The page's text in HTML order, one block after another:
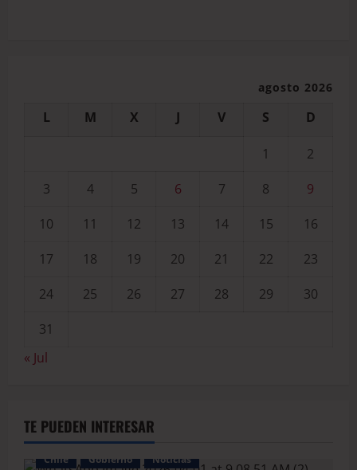
agosto 2026
L M X J V S D
1
2
3
4 5 6 7 8
9
10
11 12 13 14 15
16
17
18 19 20 21 22
23
24
25 26 27 28 29
30
31
« Jul
TE PUEDEN INTERESAR
Chile Gobierno Noticias